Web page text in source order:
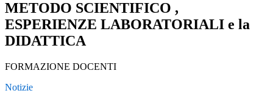
METODO SCIENTIFICO ,
ESPERIENZE LABORATORIALI e la
DIDATTICA
FORMAZIONE DOCENTI
Notizie